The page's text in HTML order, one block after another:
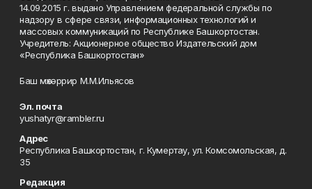
14.09.2015 г. выдано Управлением федеральной службы по
надзору в сфере связи, информационных технологий и
массовых коммуникаций по Республике Башкортостан.
Учредитель: Акционерное общество Издательский дом
«Республика Башкортостан»
Баш мөхәррир М.М.Ильясов
Эл. почта
yushatyr@rambler.ru
Адрес
Республика Башкортостан, г. Кумертау, ул. Комсомольская, д.
35
Редакция